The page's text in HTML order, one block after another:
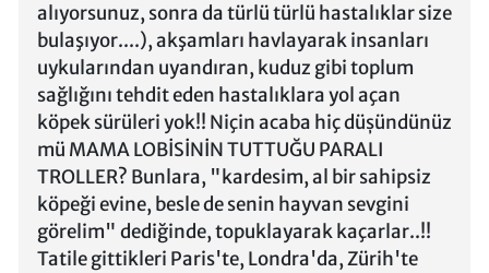
alıyorsunuz, sonra da türlü türlü hastalıklar size
bulaşıyor....), akşamları havlayarak insanları
uykularından uyandıran, kuduz gibi toplum
sağlığını tehdit eden hastalıklara yol açan
köpek sürüleri yok!! Niçin acaba hiç düșündünüz
mü MAMA LOBİSİNİN TUTTUĞU PARALI
TROLLER? Bunlara, "kardesim, al bir sahipsiz
köpeği evine, besle de senin hayvan sevgini
görelim" dediğinde, topuklayarak kaçarlar..!!
Tatile gittikleri Paris'te, Londra'da, Zürih'te